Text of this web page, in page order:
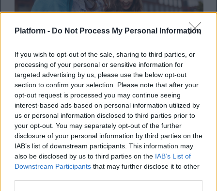
Platform - Do Not Process My Personal Information
If you wish to opt-out of the sale, sharing to third parties, or
processing of your personal or sensitive information for
targeted advertising by us, please use the below opt-out
section to confirm your selection. Please note that after your
opt-out request is processed you may continue seeing
interest-based ads based on personal information utilized by
us or personal information disclosed to third parties prior to
your opt-out. You may separately opt-out of the further
disclosure of your personal information by third parties on the
IAB’s list of downstream participants. This information may
also be disclosed by us to third parties on the IAB’s List of
Downstream Participants that may further disclose it to other
10 fun πράγματα για να κάνεις με
την παρέα σου όταν το υπόλοιπο
του λογαριασμού σου έχει
μηδενίσει
Το να είσαι ταπί κατά τη διάρκεια της